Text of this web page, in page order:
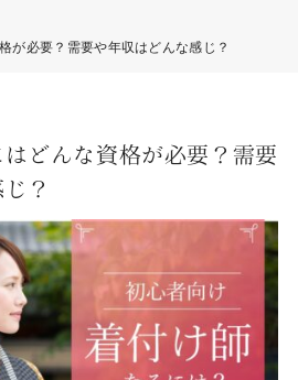
が必要？需要や年収はどんな感じ？
どんな資格が必要？需要
？